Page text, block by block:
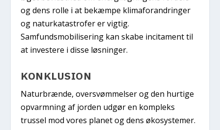
og dens rolle i at bekæmpe klimaforandringer
og naturkatastrofer er vigtig.
Samfundsmobilisering kan skabe incitament til
at investere i disse løsninger.
KONKLUSION
Naturbrænde, oversvømmelser og den hurtige
opvarmning af jorden udgør en kompleks
trussel mod vores planet og dens økosystemer.